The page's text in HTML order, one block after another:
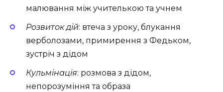
малювання між учителькою та учнем
Розвиток дій: втеча з уроку, блукання
верболозами, примирення з Федьком,
зустріч з дідом
Кульмінація: розмова з дідом,
непорозуміння та образа